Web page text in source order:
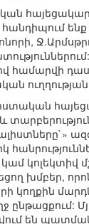
ենք
համարվի
կոլեկտիվ
խմբեր,
կողքին
ընթացքում:
են